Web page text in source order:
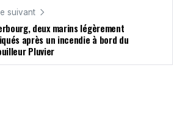
suivant
deux marins légèrement
après un incendie à bord du
Pluvier